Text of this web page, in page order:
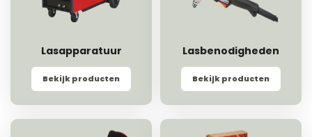
Lasapparatuur
Bekijk producten
Lasbenodigheden
Bekijk producten